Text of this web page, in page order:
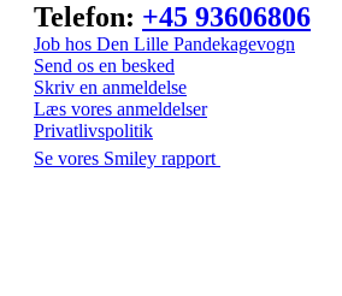
Telefon: +45 93606806
Job hos Den Lille Pandekagevogn
Send os en besked
Skriv en anmeldelse
Læs vores anmeldelser
Privatlivspolitik
Se vores Smiley rapport